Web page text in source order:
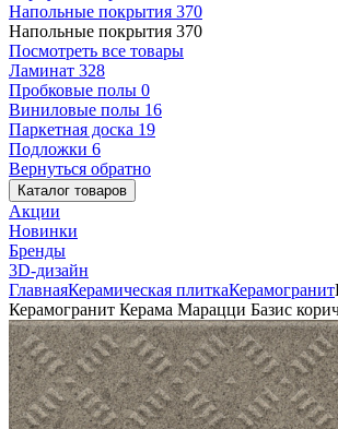
Напольные покрытия 370
Напольные покрытия 370
Посмотреть все товары
Ламинат 328
Пробковые полы 0
Виниловые полы 16
Паркетная доска 19
Подложки 6
Вернуться обратно
Каталог товаров
Акции
Новинки
Бренды
3D-дизайн
ГлавнаяКерамическая плиткаКерамогранит
Керамогранит Керама Марацци Базис